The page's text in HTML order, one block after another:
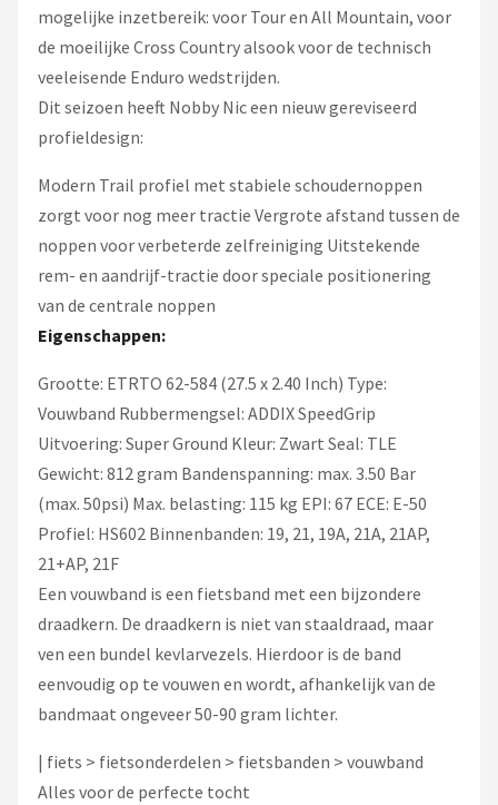
mogelijke inzetbereik: voor Tour en All Mountain, voor
de moeilijke Cross Country alsook voor de technisch
veeleisende Enduro wedstrijden.
Dit seizoen heeft Nobby Nic een nieuw gereviseerd
profieldesign:
Modern Trail profiel met stabiele schoudernoppen
zorgt voor nog meer tractie Vergrote afstand tussen de
noppen voor verbeterde zelfreiniging Uitstekende
rem- en aandrijf-tractie door speciale positionering
van de centrale noppen
Eigenschappen:
Grootte: ETRTO 62-584 (27.5 x 2.40 Inch) Type:
Vouwband Rubbermengsel: ADDIX SpeedGrip
Uitvoering: Super Ground Kleur: Zwart Seal: TLE
Gewicht: 812 gram Bandenspanning: max. 3.50 Bar
(max. 50psi) Max. belasting: 115 kg EPI: 67 ECE: E-50
Profiel: HS602 Binnenbanden: 19, 21, 19A, 21A, 21AP,
21+AP, 21F
Een vouwband is een fietsband met een bijzondere
draadkern. De draadkern is niet van staaldraad, maar
ven een bundel kevlarvezels. Hierdoor is de band
eenvoudig op te vouwen en wordt, afhankelijk van de
bandmaat ongeveer 50-90 gram lichter.
| fiets > fietsonderdelen > fietsbanden > vouwband
Alles voor de perfecte tocht